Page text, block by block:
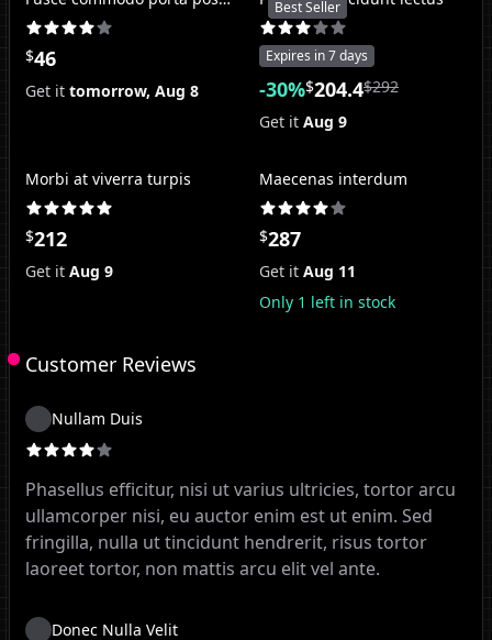
$46
Get it tomorrow, Aug 8
Best Seller
Expires in7 days
-30%$204.4$292
Get it Aug 9
Morbi at viverra turpis
$212
Get it Aug 9
Maecenas interdum
$287
Get it Aug 11
Only 1 left in stock
Customer Reviews
Nullam Duis
Phasellus efficitur, nisi ut varius ultricies, tortor arcu
ullamcorper nisi, eu auctor enim est ut enim. Sed
fringilla, nulla ut tincidunt hendrerit, risus tortor
laoreet tortor, non mattis arcu elit vel ante.
Donec Nulla Velit